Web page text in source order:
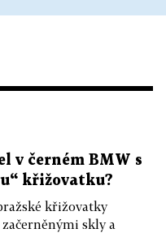
v černém BMW s
křižovatku?
křižovatky
skly a